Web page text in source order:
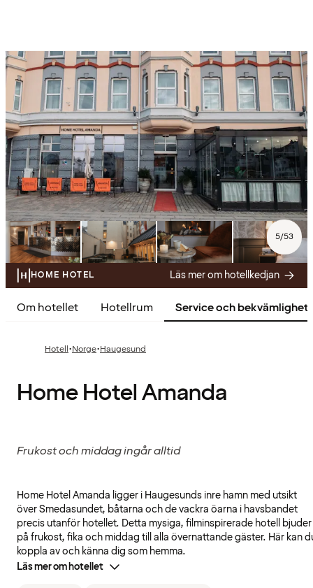
5/53
HOME HOTEL Läs mer om hotellkedjan
Om hotellet Hotellrum Service och
Hotell·Norge·Haugesund
Home Hotel Amanda
Frukost och middag ingår alltid
Home Hotel Amanda ligger i Haugesunds inre hamn med utsikt
över Smedasundet, båtarna och de vackra öarna i havsbandet
precis utanför hotellet. Detta mysiga, filminspirerade hotell bjuder
på frukost, fika och middag till alla övernattande gäster. Här kan
koppla av och känna dig som hemma.
Läs mer om hotellet